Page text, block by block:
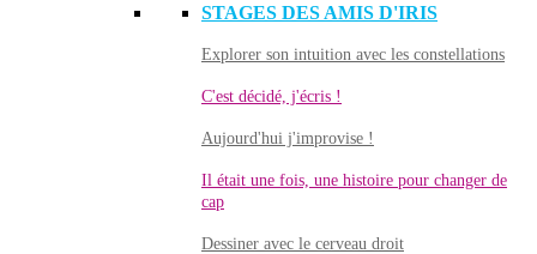
STAGES DES AMIS D'IRIS
Explorer son intuition avec les constellations
C'est décidé, j'écris !
Aujourd'hui j'improvise !
Il était une fois, une histoire pour changer de
cap
Dessiner avec le cerveau droit